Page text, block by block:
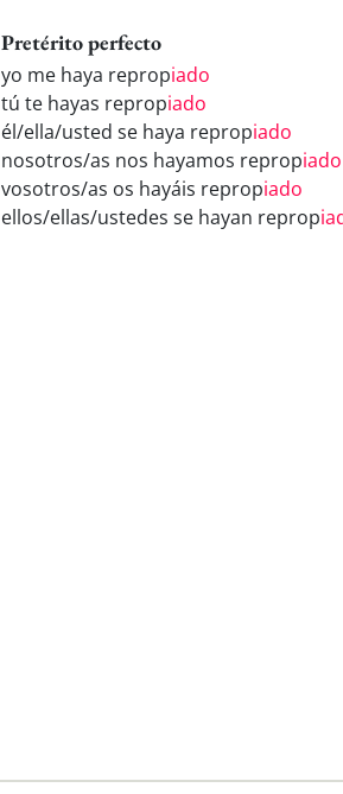
Pretérito perfecto
yo me haya repropiado
tú te hayas repropiado
él/ella/usted se haya repropiado
nosotros/as nos hayamos repropiado
vosotros/as os hayáis repropiado
ellos/ellas/ustedes se hayan reprop